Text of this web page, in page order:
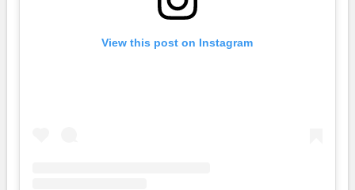
View this post on Instagram